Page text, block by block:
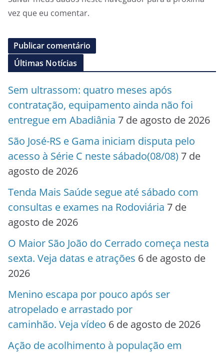
vez que eu comentar.
Últimas Notícias
Sem ultrassom: quatro meses após
contratação, equipamento ainda não foi
entregue em Abadiânia 7 de agosto de 2026
São José-RS e Gama iniciam disputa pelo
acesso à Série C neste sábado(08/08) 7 de
agosto de 2026
Tenda Mais Saúde segue até sábado com
consultas e exames na Rodoviária 7 de
agosto de 2026
O Maior São João do Cerrado começa nesta
sexta. Veja datas e atrações 6 de agosto de
2026
Menino escapa por pouco após ser
atropelado e arrastado por
caminhão. Veja vídeo 6 de agosto de 2026
Ação de acolhimento à população em